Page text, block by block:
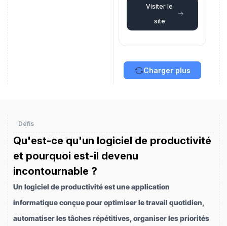
Visiter le
site
Charger plus
Défis
Qu'est-ce qu'un logiciel de productivité
et pourquoi est-il devenu
incontournable ?
Un logiciel de productivité est une application
informatique conçue pour optimiser le travail quotidien,
automatiser les tâches répétitives, organiser les priorités